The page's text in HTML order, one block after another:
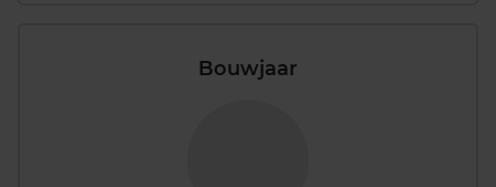
Bouwjaar